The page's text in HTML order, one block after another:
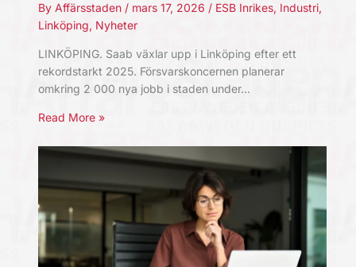
By Affärsstaden / mars 17, 2026 / ESB Inrikes, Industri,
Linköping, Nyheter
LINKÖPING. Saab växlar upp i Linköping efter ett
rekordstarkt 2025. Försvarskoncernen planerar
omkring 2 000 nya jobb i staden under…
Read More »